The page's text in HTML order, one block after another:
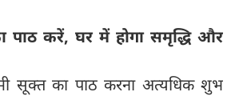
पाठ करें, घर में होगा समृद्धि और
सूक्त का पाठ करना अत्यधिक शुभ